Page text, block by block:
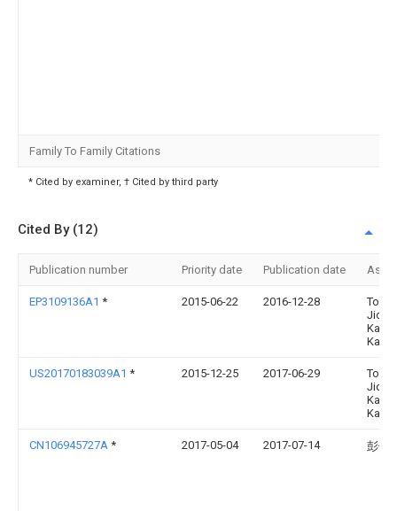
Family To Family Citations
* Cited by examiner, † Cited by third party
Cited By (12)
Publication number Priority date Publication date
EP3109136A1 * 2015-06-22 2016-12-28
US20170183039A1 * 2015-12-25 2017-06-29
CN106945727A * 2017-05-04 2017-07-14 彭传